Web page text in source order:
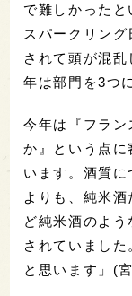
で難しかった
スパークリン
されて頭が混
年は部門を3つ
今年は『フラン
か』という点に
います。酒質
よりも、純米
ど純米酒のよ
されていまし
と思います」(